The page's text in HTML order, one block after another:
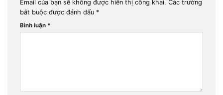
Email của bạn sẽ không được hiển thị công khai. Các trường
bắt buộc được đánh dấu *
Bình luận *